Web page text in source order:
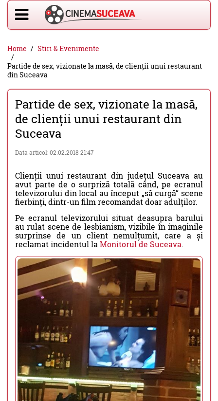
Home
Stiri & Evenimente
Partide de sex, vizionate la masă, de clienții unui restaurant
din Suceava
Partide de sex, vizionate la masă,
de clienții unui restaurant din
Suceava
Data articol: 02.02.2018 21:47
Clienții unui restaurant din județul Suceava au
avut parte de o surpriză totală când, pe ecranul
televizorului din local au început „să curgă” scene
fierbinți, dintr-un film recomandat doar adulților.
Pe ecranul televizorului situat deasupra barului
au rulat scene de lesbianism, vizibile în imaginile
surprinse de un client nemulțumit, care a și
reclamat incidentul la Monitorul de Suceava.